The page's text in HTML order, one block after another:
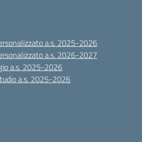
a.s. 2025-2026
a.s. 2026-2027
a.s. 2025-2026
a.s. 2025-2026